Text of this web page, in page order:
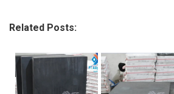
Related Posts: